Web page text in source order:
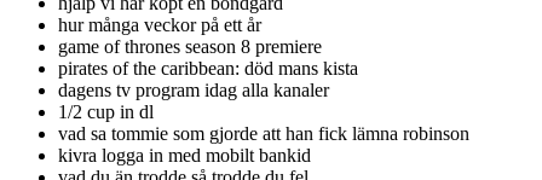
hur många veckor på ett år
game of thrones season 8 premiere
pirates of the caribbean: död mans kista
dagens tv program idag alla kanaler
1/2 cup in dl
vad sa tommie som gjorde att han fick lämna robinson
kivra logga in med mobilt bankid